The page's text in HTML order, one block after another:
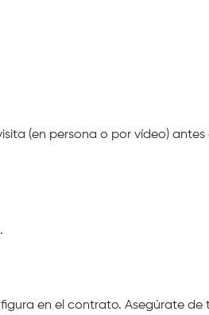
(en persona o por vídeo) antes
en el contrato. Asegúrate de